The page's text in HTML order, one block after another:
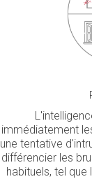
immédiatement
une tentative
différencier les
habituels, tel